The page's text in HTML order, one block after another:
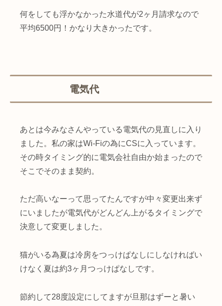
何をしても浮かなかった水道代が2ヶ月請求なので
平均6500円！かなり大きかったです。
電気代
あとは今みなさんやっている電気代の見直しに入り
ました。私の家はWi-Fiの為にCSに入っています。
その時タイミング的に電気会社自由か始まったので
そこでそのまま契約。
ただ高いなーって思ってたんですが中々変更出来ず
にいましたが電気代がどんどん上がるタイミングで
決意して変更しました。
猫がいる為夏は冷房をつっけぱなしにしなければい
けなく夏は約3ヶ月つっけぱなしです。
節約して28度設定にしてますが旦那はずーと暑い